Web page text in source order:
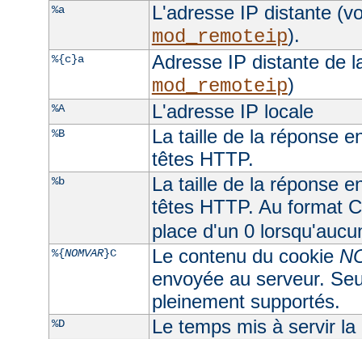
%a
L'adresse IP distante
mod_remoteip).
%{c}a
Adresse IP distante de
mod_remoteip)
%A L'adresse IP locale
%B
La taille de la réponse
têtes HTTP.
%b
La taille de la réponse
têtes HTTP. Au format
place d'un 0
%{NOMVAR}C Le contenu du cookie
envoyée au serveur.
pleinement supportés.
%D Le temps mis à servir